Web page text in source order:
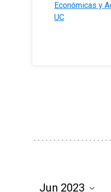
Económicas y
UC